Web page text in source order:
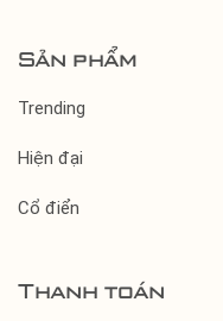
Sản phẩm
Trending
Hiện đại
Cổ điển
Thanh toán